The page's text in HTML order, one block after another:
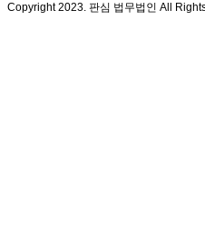
Copyright 2023. 판심 법무법인 All